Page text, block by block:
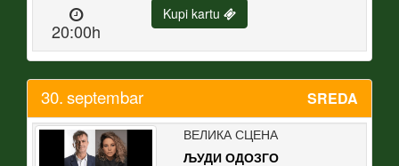
20:00h
Kupi kartu
30.septembar SREDA
ВЕЛИКА СЦЕНА
ЉУДИ ОДОЗГО